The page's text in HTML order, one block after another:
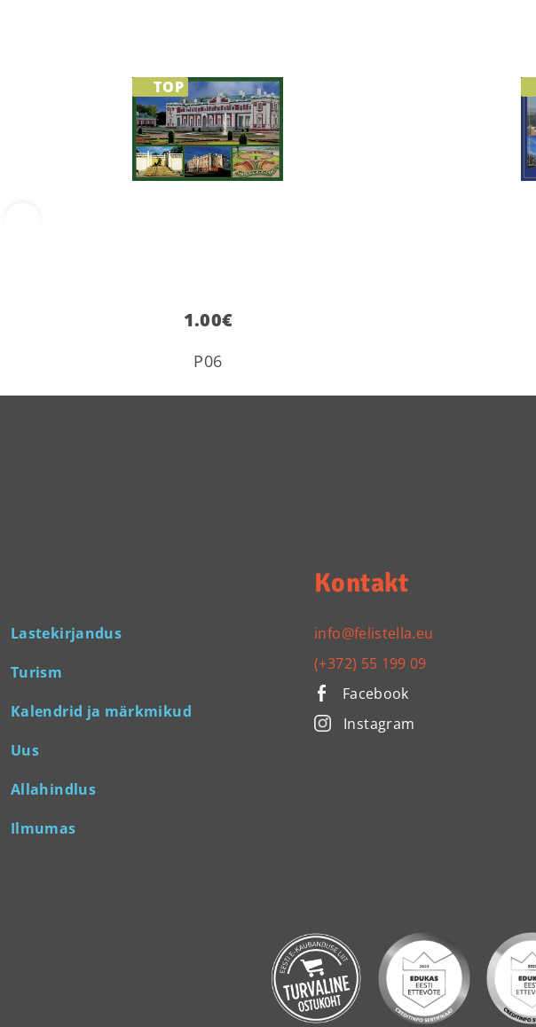
TOP
1.00€
P06
Lastekirjandus
Turism
Kalendrid ja märkmikud
Uus
Allahindlus
Ilmumas
Kontakt
info@felistella.eu
(+372) 55 199 09
Facebook
Instagram